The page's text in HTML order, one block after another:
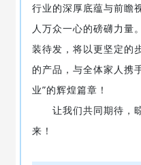
行业的深厚底蕴与前瞻
人万众一心的磅礴力量
装待发，将以更坚定的
的产品，与全体家人携
业”的辉煌篇章！
让我们共同期待，
来！